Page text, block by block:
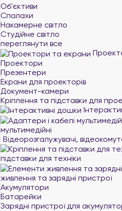
Об'єктиви
Спалахи
Накамерне світло
Студійне світло
переглянути все
Проектори
Презентери
Екрани для проекторів
Документ-камери
Кріплення та підставки для
мультимедійні
Відеорозгалужувачі,
підставки для техніки
живлення та зарядні пристрої
Акумулятори
Батарейки
Зарядні пристрої для